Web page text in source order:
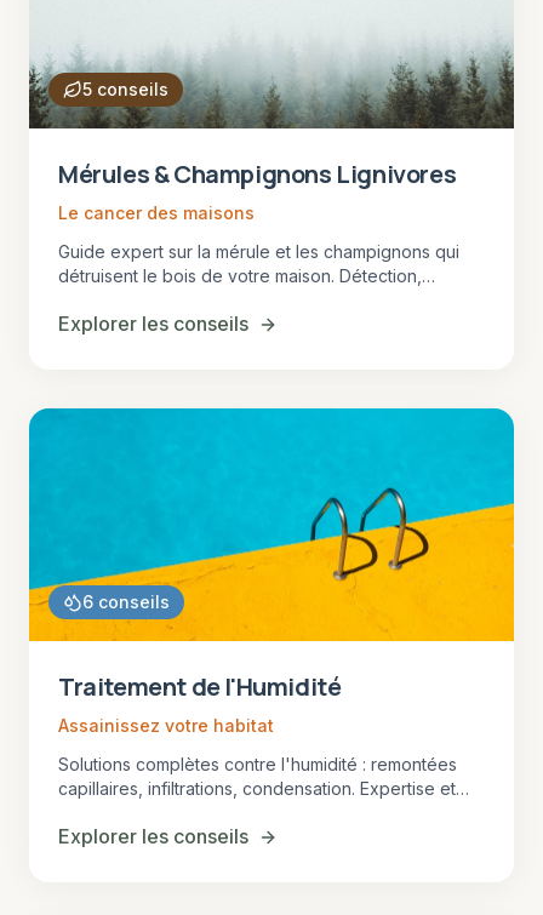
5 conseils
Mérules & Champignons Lignivores
Le cancer des maisons
Guide expert sur la mérule et les champignons qui
détruisent le bois de votre maison. Détection,
Explorer les conseils
6 conseils
Traitement de l'Humidité
Assainissez votre habitat
Solutions complètes contre l'humidité : remontées
capillaires, infiltrations, condensation. Expertise et
Explorer les conseils